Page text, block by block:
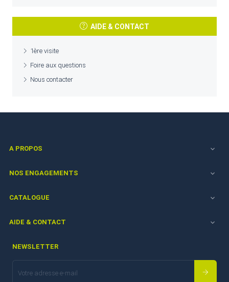
AIDE & CONTACT
1ère visite
Foire aux questions
Nous contacter
A PROPOS 
NOS ENGAGEMENTS 
CATALOGUE 
AIDE & CONTACT 
NEWSLETTER